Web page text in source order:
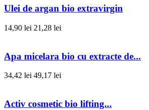
Ulei de argan bio extravirgin
14,90 lei 21,28 lei
Apa micelara bio cu extracte de...
34,42 lei 49,17 lei
Activ cosmetic bio lifting...